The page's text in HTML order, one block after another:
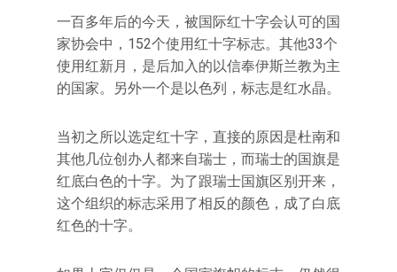
一百多年后的今天，被国际红十字会认可的国
家协会中，152个使用红十字标志。其他33个
使用红新月，是后加入的以信奉伊斯兰教为主
的国家。另外一个是以色列，标志是红水晶。
当初之所以选定红十字，直接的原因是杜南和
其他几位创办人都来自瑞士，而瑞士的国旗是
红底白色的十字。为了跟瑞士国旗区别开来，
这个组织的标志采用了相反的颜色，成了白底
红色的十字。